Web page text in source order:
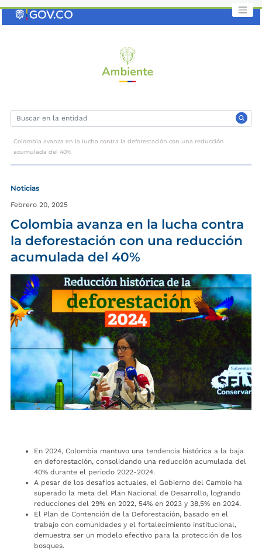
Colombia avanza en la lucha contra la deforestación con una reducción
acumulada del 40%
Noticias
Febrero 20, 2025
Colombia avanza en la lucha contra
la deforestación con una reducción
acumulada del 40%
En 2024, Colombia mantuvo una tendencia histórica a la baja
en deforestación, consolidando una reducción acumulada del
40% durante el periodo 2022-2024.
A pesar de los desafíos actuales, el Gobierno del Cambio ha
superado la meta del Plan Nacional de Desarrollo, logrando
reducciones del 29% en 2022, 54% en 2023 y 38,5% en 2024.
El Plan de Contención de la Deforestación, basado en el
trabajo con comunidades y el fortalecimiento institucional,
demuestra ser un modelo efectivo para la protección de los
bosques.